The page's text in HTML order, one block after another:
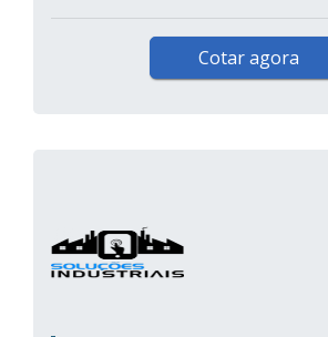
Cotar agora